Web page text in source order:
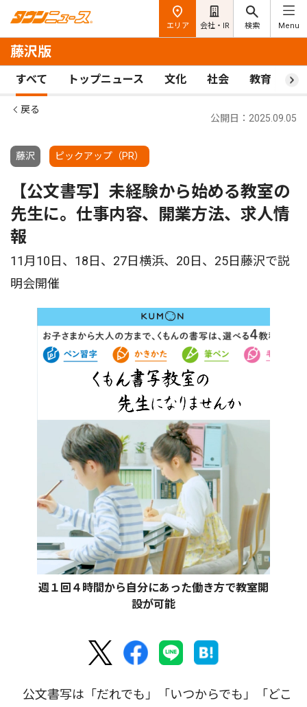
エリア 会社・IR 検索 Menu
藤沢版
すべて トップニュース 文化 社会 教育 ス
戻る
藤沢 ピックアップ（PR）
公開日：2025.09.05
【公文書写】未経験から始める教室の
先生に。仕事内容、開業方法、求人情
報
11月10日、18日、27日横浜、20日、25日藤沢で説
明会開催
週１回４時間から自分にあった働き方で教室開
設が可能
公文書写は「だれでも」「いつからでも」「どこ